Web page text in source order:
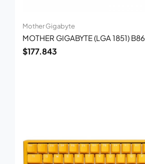
Mother Gigabyte
MOTHER GIGABYTE (LGA 1851) B86
$177.843